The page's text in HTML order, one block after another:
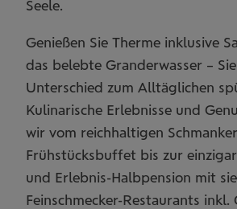
Seele.
Genießen Sie Therme inklusive
das belebte Granderwasser –
Unterschied zum Alltäglichen
Kulinarische Erlebnisse und
wir vom reichhaltigen
Frühstücksbuffet bis zur
und Erlebnis-Halbpension mit
Feinschmecker-Restaurants inkl.